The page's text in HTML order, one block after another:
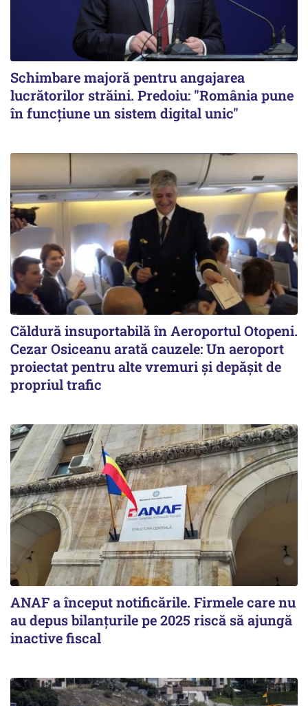
Schimbare majoră pentru angajarea
lucrătorilor străini. Predoiu: "România pune
în funcțiune un sistem digital unic"
Căldură insuportabilă în Aeroportul Otopeni.
Cezar Osiceanu arată cauzele: Un aeroport
proiectat pentru alte vremuri și depășit de
propriul trafic
ANAF a început notificările. Firmele care nu
au depus bilanțurile pe 2025 riscă să ajungă
inactive fiscal